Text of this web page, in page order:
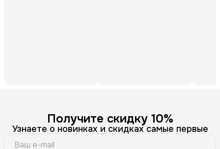
Получите скидку 10%
Узнаете о новинках и скидках самые первые